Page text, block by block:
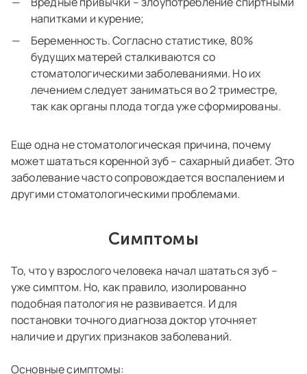
напитками и курение;
Беременность. Согласно статистике, 80%
будущих матерей сталкиваются со
стоматологическими заболеваниями. Но их
лечением следует заниматься во 2 триместре,
так как органы плода тогда уже сформированы.
Еще одна не стоматологическая причина, почему
может шататься коренной зуб – сахарный диабет. Это
заболевание часто сопровождается воспалением и
другими стоматологическими проблемами.
Симптомы
То, что у взрослого человека начал шататься зуб –
уже симптом. Но, как правило, изолированно
подобная патология не развивается. И для
постановки точного диагноза доктор уточняет
наличие и других признаков заболеваний.
Основные симптомы: